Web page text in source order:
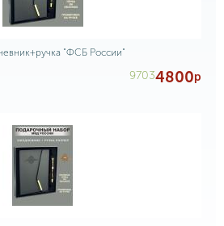
"ФСБ России"
97034800р